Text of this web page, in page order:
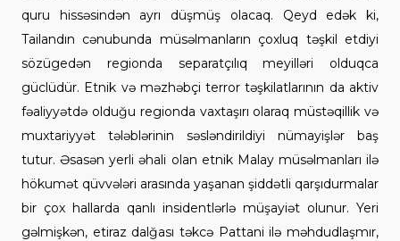
quru hissəsindən ayrı düşmüş olacaq. Qeyd edək ki,
Tailandın cənubunda müsəlmanların çoxluq təşkil etdiyi
sözügedən regionda separatçılıq meyilləri olduqca
güclüdür. Etnik və məzhəbçi terror təşkilatlarının da aktiv
fəaliyyətdə olduğu regionda vaxtaşırı olaraq müstəqillik və
muxtariyyət tələblərinin səsləndirildiyi nümayişlər baş
tutur. Əsasən yerli əhali olan etnik Malay müsəlmanları ilə
hökumət qüvvələri arasında yaşanan şiddətli qarşıdurmalar
bir çox hallarda qanlı insidentlərlə müşayiət olunur. Yeri
gəlmişkən, etiraz dalğası təkcə Pattani ilə məhdudlaşmır,